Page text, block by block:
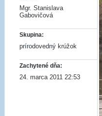
Mgr. Stanislava
Gabovičová
Skupina:
prírodovedný krúžok
Zachytené dňa:
24. marca 2011 22:53